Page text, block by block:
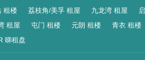
租楼 荔枝角/美孚 租屋 九龙湾 租屋
租屋 屯门 租楼 元朗 租楼 青衣 租楼
睇租盘